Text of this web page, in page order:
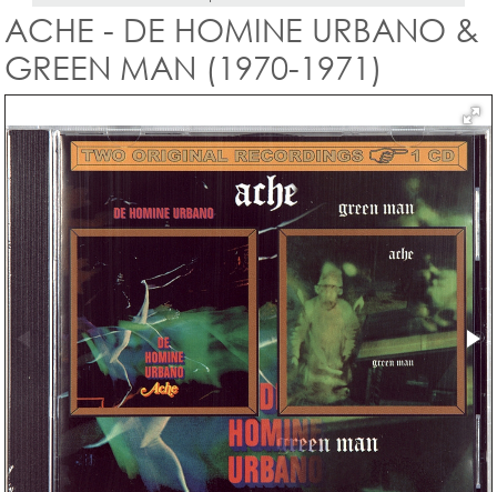
ACHE - DE HOMINE URBANO &
GREEN MAN (1970-1971)